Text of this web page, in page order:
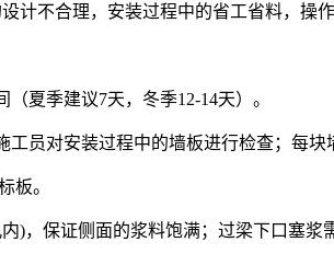
不合理，安装过程中的省工省料，操
夏季建议7天，冬季12-14天）。
员对安装过程中的墙板进行检查；每
板。
)，保证侧面的浆料饱满；过梁下口塞